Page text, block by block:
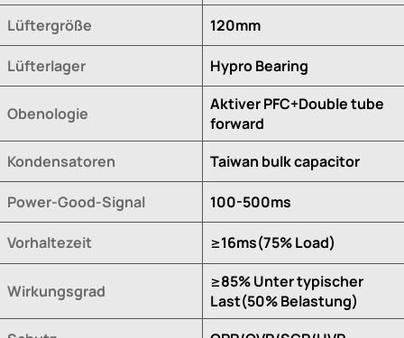
Lüftergröße 120mm
Lüfterlager Hypro Bearing
Obenologie
Aktiver PFC+Double tube
forward
Kondensatoren
Taiwan bulk capacitor
Power-Good-Signal 100-500ms
Vorhaltezeit ≥16ms(75% Load)
Wirkungsgrad
≥85% Unter typischer
Last(50% Belastung)